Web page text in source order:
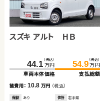
スズキ アルト ＨＢ
44.1 （税込）
万円
車両本体価格
54.9 （税込）
万円
支払総額
諸費用：10.8 万円 （税込）
保証 あり 住所 岩手県
トヨタ プリウス アルファ
61.6 （税込）
万円
車両本体価格
69.7 （税込）
万円
支払総額
諸費用：8.1万円（税込）
保証 なし 住所 岡山県
トヨタ アルファード
574.9 （税込）
万円
車両本体価格
579.9 （税込）
万円
支払総額
諸費用：5.0万円（税込）
保証 あり 住所 徳島県